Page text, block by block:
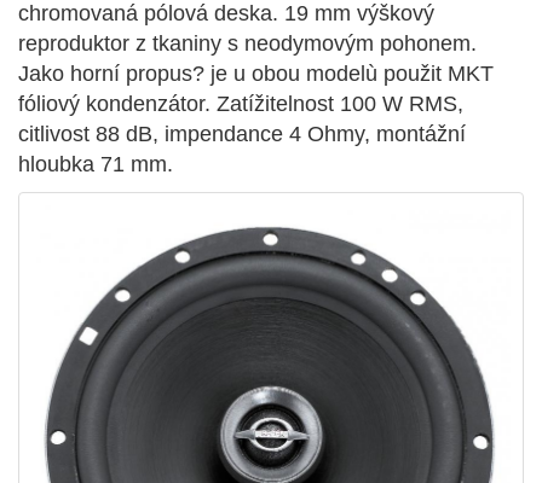
chromovaná pólová deska. 19 mm výškový
reproduktor z tkaniny s neodymovým pohonem.
Jako horní propus? je u obou modelù použit MKT
fóliový kondenzátor. Zatížitelnost 100 W RMS,
citlivost 88 dB, impendance 4 Ohmy, montážní
hloubka 71 mm.